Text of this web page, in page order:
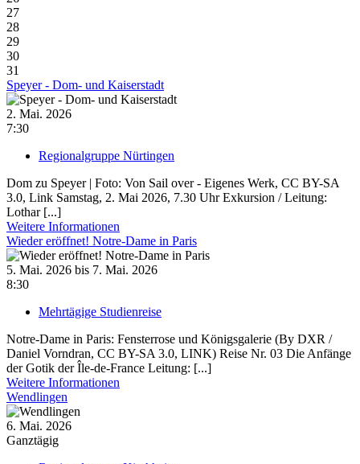
27
28
29
30
31
Speyer - Dom- und Kaiserstadt
2. Mai. 2026
7:30
Regionalgruppe Nürtingen
Dom zu Speyer | Foto: Von Sail over - Eigenes Werk, CC BY-SA
3.0, Link Samstag, 2. Mai 2026, 7.30 Uhr Exkursion / Leitung:
Lothar [...]
Weitere Informationen
Wieder eröffnet! Notre-Dame in Paris
5. Mai. 2026 bis 7. Mai. 2026
8:30
Mehrtägige Studienreise
Notre-Dame in Paris: Fensterrose und Königsgalerie (By DXR /
Daniel Vorndran, CC BY-SA 3.0, LINK) Reise Nr. 03 Die Anfänge
der Gotik der Île-de-France Leitung: [...]
Weitere Informationen
Wendlingen
6. Mai. 2026
Ganztägig